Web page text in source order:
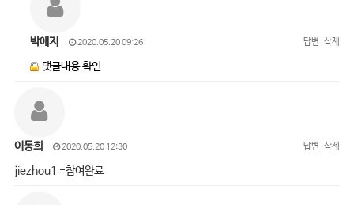
박애지 2020.05.20 09:26 답변 삭제
댓글내용 확인
이동희 2020.05.20 12:30 답변 삭제
jiezhou1 -참여완료